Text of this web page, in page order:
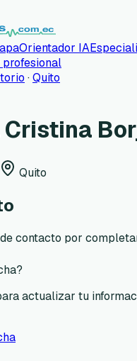
Orientador IA
profesional
·Quito
Quito
contacto por
actualizar tu